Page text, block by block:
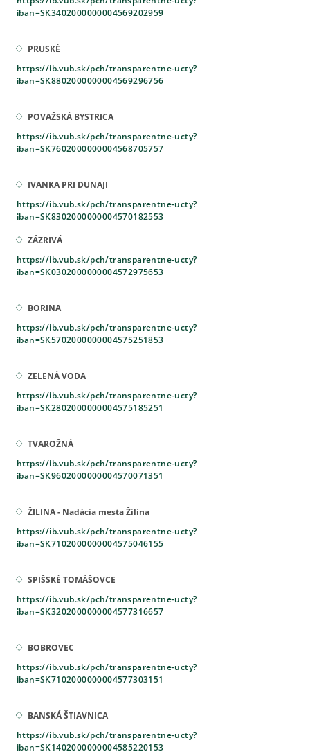
iban=SK3402000000004569202959
PRUSKÉ
https://ib.vub.sk/pch/transparentne-ucty?
iban=SK8802000000004569296756
POVAŽSKÁ BYSTRICA
https://ib.vub.sk/pch/transparentne-ucty?
iban=SK7602000000004568705757
IVANKA PRI DUNAJI
https://ib.vub.sk/pch/transparentne-ucty?
iban=SK8302000000004570182553
ZÁZRIVÁ
https://ib.vub.sk/pch/transparentne-ucty?
iban=SK0302000000004572975653
BORINA
https://ib.vub.sk/pch/transparentne-ucty?
iban=SK5702000000004575251853
ZELENÁ VODA
https://ib.vub.sk/pch/transparentne-ucty?
iban=SK2802000000004575185251
TVAROŽNÁ
https://ib.vub.sk/pch/transparentne-ucty?
iban=SK9602000000004570071351
ŽILINA - Nadácia mesta Žilina
https://ib.vub.sk/pch/transparentne-ucty?
iban=SK7102000000004575046155
SPIŠSKÉ TOMÁŠOVCE
https://ib.vub.sk/pch/transparentne-ucty?
iban=SK3202000000004577316657
BOBROVEC
https://ib.vub.sk/pch/transparentne-ucty?
iban=SK7102000000004577303151
BANSKÁ ŠTIAVNICA
https://ib.vub.sk/pch/transparentne-ucty?
iban=SK1402000000004585220153